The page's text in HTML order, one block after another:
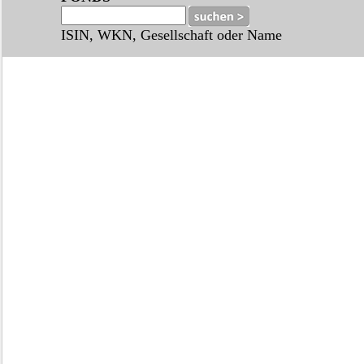
ISIN, WKN, Gesellschaft oder Name